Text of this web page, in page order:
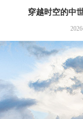
穿越时空的中